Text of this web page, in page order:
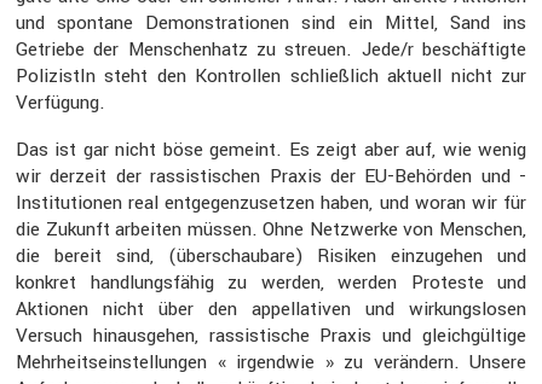
und spontane Demons­tra­tionen sind ein Mittel, Sand ins
Getriebe der Menschen­hatz zu streuen. Jede/r beschäf­tigte
PolizistIn steht den Kontrollen schließ­lich aktuell nicht zur
Verfü­gung.
Das ist gar nicht böse gemeint. Es zeigt aber auf, wie wenig
wir derzeit der rassis­ti­schen Praxis der EU-Behörden und -
Insti­tu­tionen real entge­gen­zu­setzen haben, und woran wir für
die Zukunft arbeiten müssen. Ohne Netzwerke von Menschen,
die bereit sind, (überschau­bare) Risiken einzu­gehen und
konkret handlungs­fähig zu werden, werden Proteste und
Aktionen nicht über den appel­la­tiven und wirkungs­losen
Versuch hinaus­gehen, rassis­ti­sche Praxis und gleich­gül­tige
Mehrheits­ein­stel­lungen « irgendwie » zu verän­dern. Unsere